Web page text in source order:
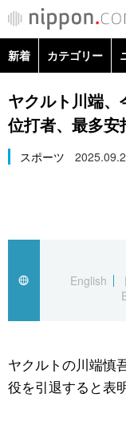
カテゴリー
経済・ビジネス
国際
文化
トップ
アーカイブ
In-depth
Japan Data
動画/Live
新着 カテゴリー
政治・外交
経済・ビジネス
スポーツ・東京2020
ヤクルト川端
位打者、最多安
スポーツ
English
ヤクルトの川端慎
役を引退すると表